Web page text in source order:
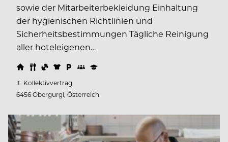
sowie der Mitarbeiterbekleidung Einhaltung
der hygienischen Richtlinien und
Sicherheitsbestimmungen Tägliche Reinigung
aller hoteleigenen…
lt. Kollektivvertrag
6456 Obergurgl, Österreich